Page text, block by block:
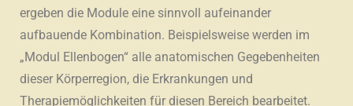
ergeben die Module eine sinnvoll aufeinander
aufbauende Kombination. Beispielsweise werden im
„Modul Ellenbogen“ alle anatomischen Gegebenheiten
dieser Körperregion, die Erkrankungen und
Therapiemöglichkeiten für diesen Bereich bearbeitet.